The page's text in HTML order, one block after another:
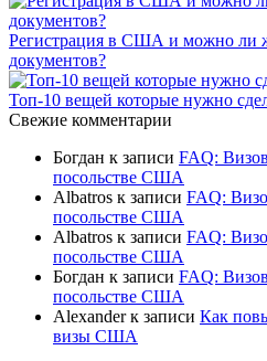
Регистрация в США и можно ли
документов?
Топ-10 вещей которые нужно
Свежие комментарии
Богдан к записи FAQ:
посольстве США
Albatros к записи FAQ:
посольстве США
Albatros к записи FAQ:
посольстве США
Богдан к записи FAQ:
посольстве США
Alexanderк записи Как
визы США